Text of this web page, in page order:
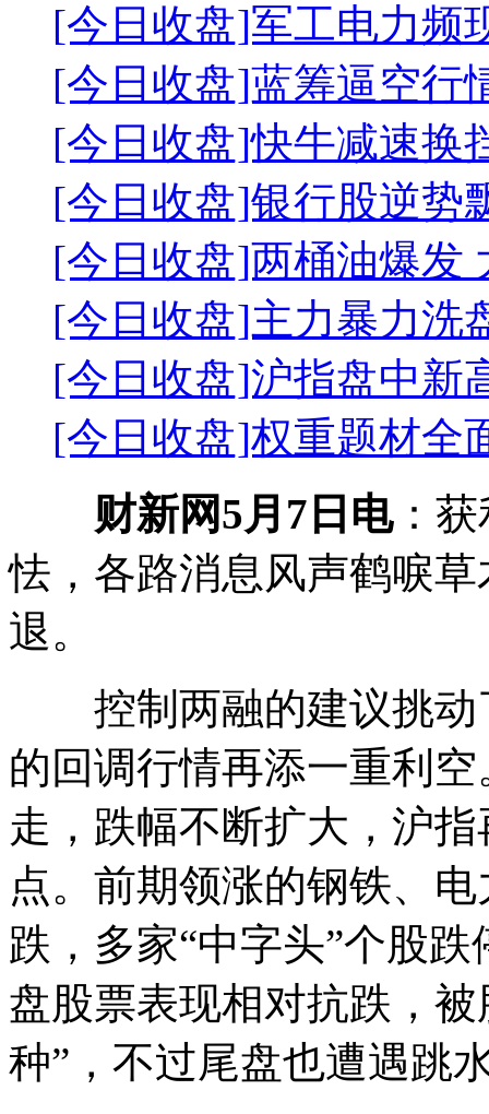
[今日收盘]军工电力频
[今日收盘]蓝筹逼空行
[今日收盘]快牛减速换
[今日收盘]银行股逆势
[今日收盘]两桶油爆发
[今日收盘]主力暴力洗
[今日收盘]沪指盘中新
[今日收盘]权重题材全
财新网5月7日电：获
怯，各路消息风声鹤唳
退。
控制两融的建议挑动
的回调行情再添一重利
走，跌幅不断扩大，沪
点。前期领涨的钢铁、
跌，多家“中字头”个股
盘股票表现相对抗跌，
种”，不过尾盘也遭遇跳